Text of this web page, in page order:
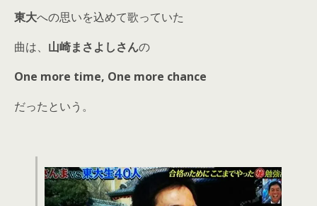
東大への思いを込めて歌っていた
曲は、 山崎まさよしさんの
One more time, One more chance
だったという。